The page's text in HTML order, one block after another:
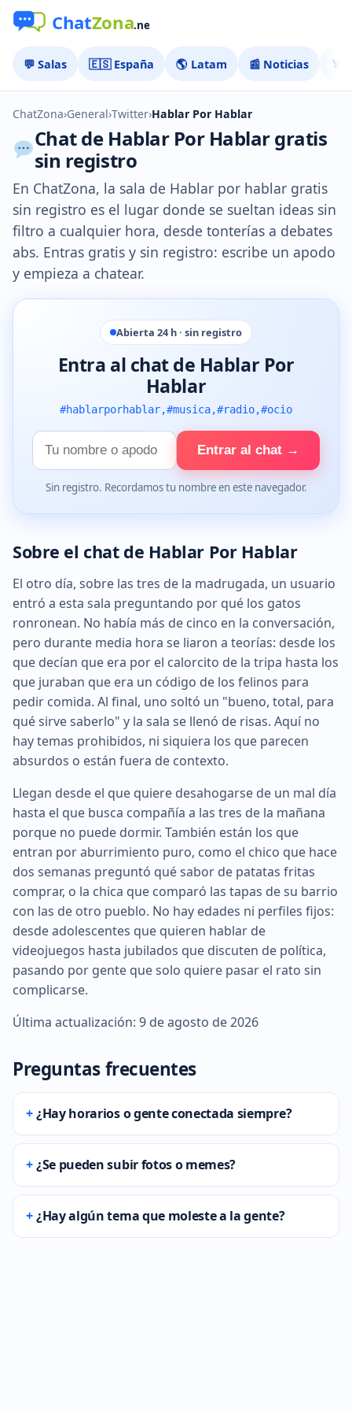
💬 Salas 🇪🇸 España 🌎 Latam 📰 Noticias 🏅
ChatZona›General›Twitter›Hablar Por Hablar
Chat de Hablar Por Hablar gratis
sin registro
En ChatZona, la sala de Hablar por hablar gratis
sin registro es el lugar donde se sueltan ideas sin
filtro a cualquier hora, desde tonterías a debates
abs. Entras gratis y sin registro: escribe un apodo
y empieza a chatear.
Abierta 24 h · sin registro
Entra al chat de Hablar Por
Hablar
#hablarporhablar,#musica,#radio,#ocio
Tu
nombre
Entrar al chat →
Sin registro. Recordamos tu nombre en este navegador.
Sobre el chat de Hablar Por Hablar
El otro día, sobre las tres de la madrugada, un usuario
entró a esta sala preguntando por qué los gatos
ronronean. No había más de cinco en la conversación,
pero durante media hora se liaron a teorías: desde los
que decían que era por el calorcito de la tripa hasta los
que juraban que era un código de los felinos para
pedir comida. Al final, uno soltó un "bueno, total, para
qué sirve saberlo" y la sala se llenó de risas. Aquí no
hay temas prohibidos, ni siquiera los que parecen
absurdos o están fuera de contexto.
Llegan desde el que quiere desahogarse de un mal día
hasta el que busca compañía a las tres de la mañana
porque no puede dormir. También están los que
entran por aburrimiento puro, como el chico que hace
dos semanas preguntó qué sabor de patatas fritas
comprar, o la chica que comparó las tapas de su barrio
con las de otro pueblo. No hay edades ni perfiles fijos:
desde adolescentes que quieren hablar de
videojuegos hasta jubilados que discuten de política,
pasando por gente que solo quiere pasar el rato sin
complicarse.
Última actualización: 9 de agosto de 2026
Preguntas frecuentes
¿Hay horarios o gente conectada siempre?
¿Se pueden subir fotos o memes?
¿Hay algún tema que moleste a la gente?